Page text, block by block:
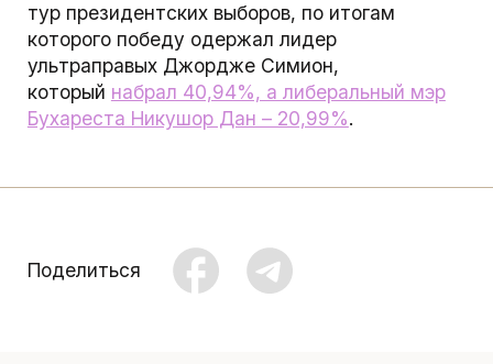
тур президентских выборов, по итогам
которого победу одержал лидер
ультраправых Джордже Симион,
который набрал 40,94%, а либеральный мэр
Бухареста Никушор Дан – 20,99%.
Поделиться